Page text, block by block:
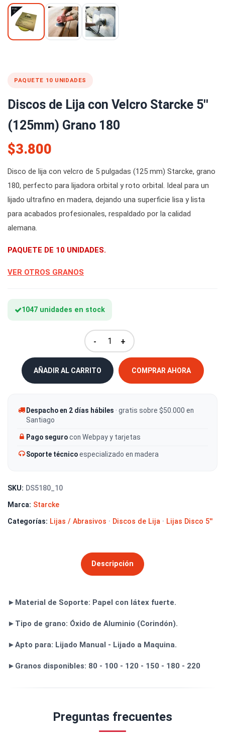
PAQUETE 10 UNIDADES
Discos de Lija con Velcro Starcke 5''
(125mm) Grano 180
$3.800
Disco de lija con velcro de 5 pulgadas (125 mm) Starcke, grano
180, perfecto para lijadora orbital y roto orbital. Ideal para un
lijado ultrafino en madera, dejando una superficie lisa y lista
para acabados profesionales, respaldado por la calidad
alemana.
PAQUETE DE 10 UNIDADES.
VER OTROS GRANOS
1047 unidades en stock
- +
AÑADIR AL CARRITO COMPRAR AHORA
Despacho en 2 días hábiles · gratis sobre $50.000 en
Santiago
Pago segurocon Webpay y tarjetas
Soporte técnicoespecializado en madera
SKU: DS5180_10
Marca: Starcke
Categorías: Lijas / Abrasivos · Discos de Lija · Lijas Disco 5''
Descripción
►Material de Soporte: Papel con látex fuerte.
►Tipo de grano: Óxido de Aluminio (Corindón).
►Apto para: Lijado Manual - Lijado a Maquina.
►Granos disponibles: 80 - 100 - 120 - 150 - 180 - 220
Preguntas frecuentes